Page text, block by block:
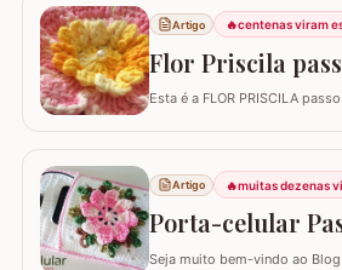
Artigo 🔥centenas viram
Flor Priscila
Esta é a FLOR PRISCILA
vai valorizar seus trabalhos.
R
Artigo 🔥muitas dezenas
Porta-celular
Seja muito bem-vindo ao